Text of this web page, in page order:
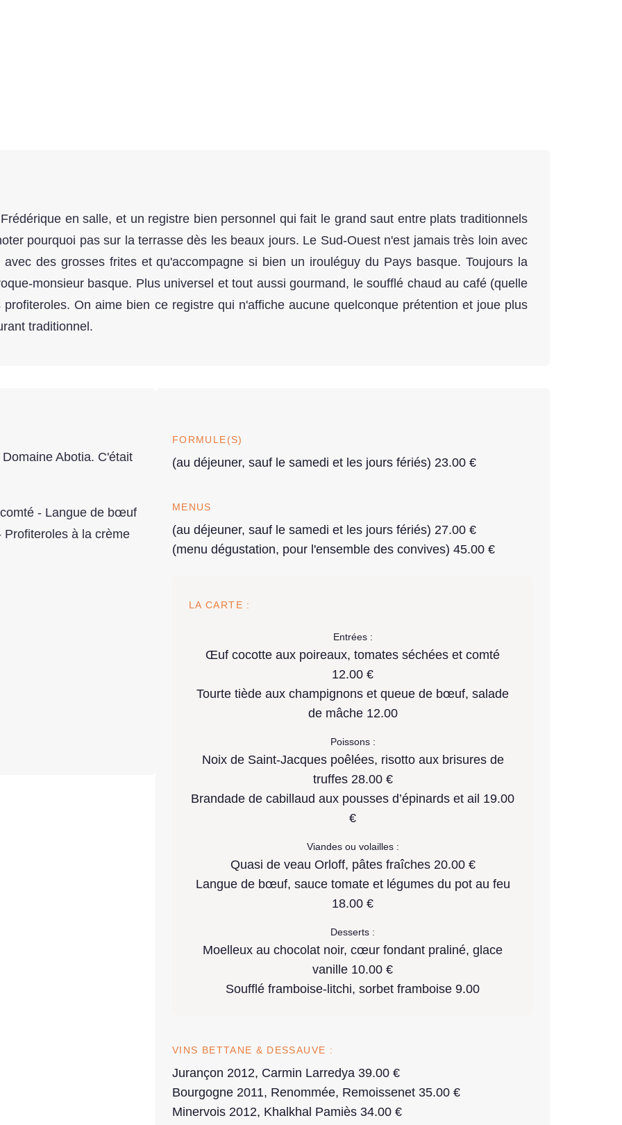
en salle, et un registre bien personnel qui fait le grand saut entre plats traditionnels
pourquoi pas sur la terrasse dès les beaux jours. Le Sud-Ouest n'est jamais très loin avec
des grosses frites et qu'accompagne si bien un irouléguy du Pays basque. Toujours la
monsieur basque. Plus universel et tout aussi gourmand, le soufflé chaud au café (quelle
On aime bien ce registre qui n'affiche aucune quelconque prétention et joue plus
traditionnel.
Abotia. C'était
- Langue de bœuf
à la crème
FORMULE(S)
(au déjeuner, sauf le samedi et les jours fériés) 23.00 €
MENUS
(au déjeuner, sauf le samedi et les jours fériés) 27.00 €
(menu dégustation, pour l'ensemble des convives) 45.00 €
LA CARTE :
Entrées :
Œuf cocotte aux poireaux, tomates séchées et comté
12.00 €
Tourte tiède aux champignons et queue de bœuf, salade
de mâche 12.00
Poissons :
Noix de Saint-Jacques poêlées, risotto aux brisures de
truffes 28.00 €
Brandade de cabillaud aux pousses d’épinards et ail 19.00
€
Viandes ou volailles :
Quasi de veau Orloff, pâtes fraîches 20.00 €
Langue de bœuf, sauce tomate et légumes du pot au feu
18.00 €
Desserts :
Moelleux au chocolat noir, cœur fondant praliné, glace
vanille 10.00 €
Soufflé framboise-litchi, sorbet framboise 9.00
VINS BETTANE & DESSAUVE :
Jurançon 2012, Carmin Larredya 39.00 €
Bourgogne 2011, Renommée, Remoissenet 35.00 €
Minervois 2012, Khalkhal Pamiès 34.00 €